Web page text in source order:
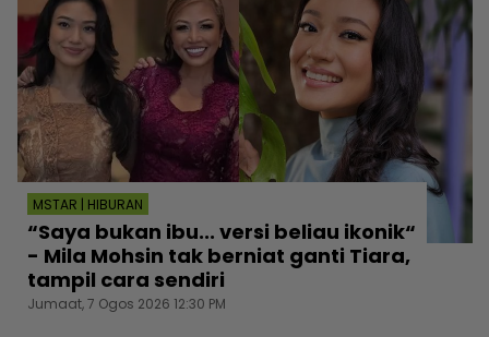
MSTAR | HIBURAN
“Saya bukan ibu... versi beliau ikonik“
- Mila Mohsin tak berniat ganti Tiara,
tampil cara sendiri
Jumaat, 7 Ogos 2026 12:30 PM